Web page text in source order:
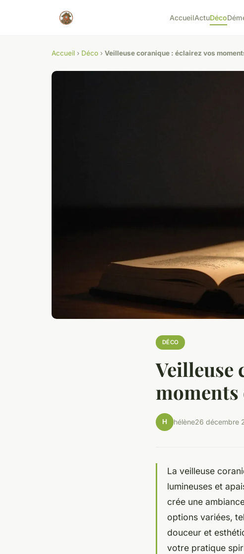
AccueilActuDéco
Accueil › Déco › Veilleuse coranique : éclairez vos
DÉCO
Veilleuse
H hélène26 décembre
La veilleuse
lumineuses et
crée une
options variées,
douceur et
votre pratique